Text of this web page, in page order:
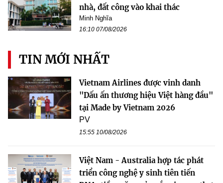
nhà, đất công vào khai thác
Minh Nghĩa
16:10 07/08/2026
TIN MỚI NHẤT
Vietnam Airlines được vinh danh
"Dấu ấn thương hiệu Việt hàng đầu"
tại Made by Vietnam 2026
PV
15:55 10/08/2026
Việt Nam - Australia hợp tác phát
triển công nghệ y sinh tiên tiến